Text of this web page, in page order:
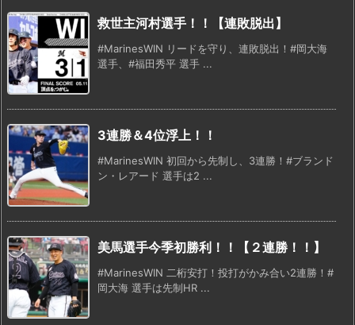
救世主河村選手！！【連敗脱出】
#MarinesWIN リードを守り、連敗脱出！#岡大海
選手、#福田秀平 選手 ...
3連勝＆4位浮上！！
#MarinesWIN 初回から先制し、3連勝！#ブランド
ン・レアード 選手は2 ...
美馬選手今季初勝利！！【２連勝！！】
#MarinesWIN 二桁安打！投打がかみ合い2連勝！#
岡大海 選手は先制HR ...